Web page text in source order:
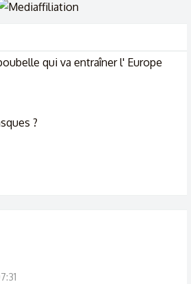
qui va entraîner l' Europe
?